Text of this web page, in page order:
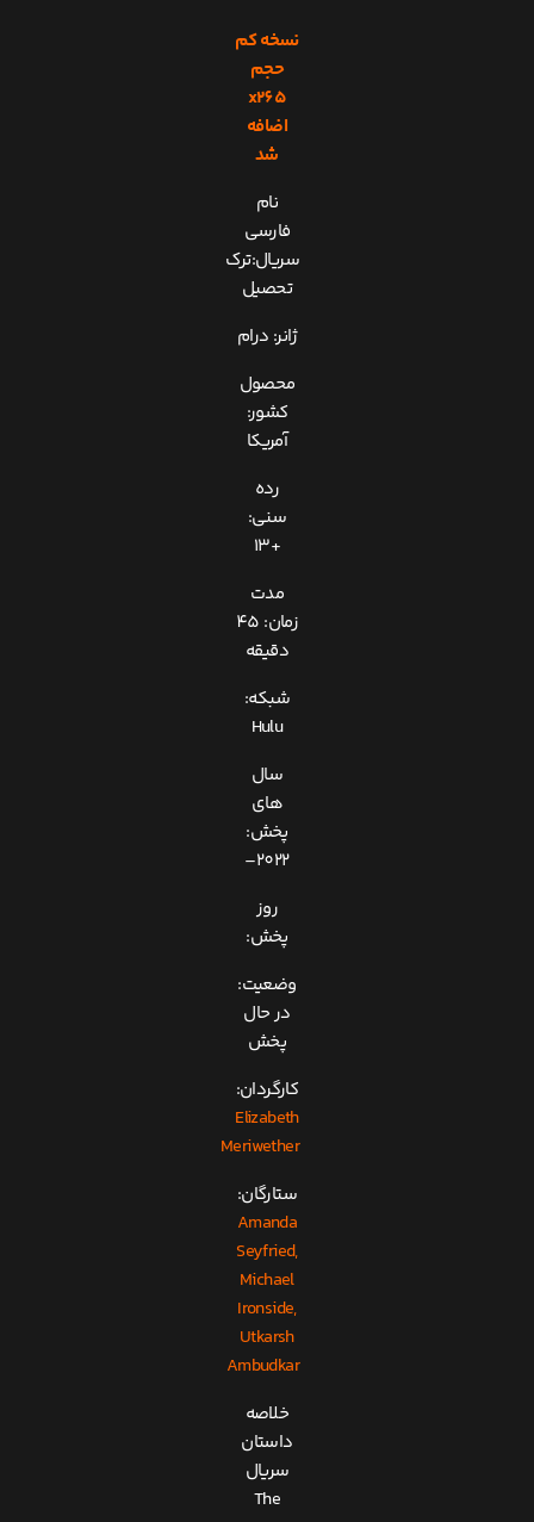
نسخه کم
حجم
x265
اضافه
شد
نام
فارسی
سریال:ترک
تحصیل
ژانر: درام
محصول
کشور:
آمریکا
رده
سنی:
+13
مدت
زمان: 45
دقیقه
شبکه:
Hulu
سال
های
پخش:
2022–
روز
پخش:
وضعیت:
در حال
پخش
کارگردان:
Elizabeth
Meriwether
ستارگان:
Amanda
Seyfried,
Michael
Ironside,
Utkarsh
Ambudkar
خلاصه
داستان
سریال
The